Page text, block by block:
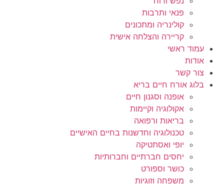
פנאי ותרבות
קולינריה ומתכונים
קריירה והצלחה אישית
עמוד ראשי
אודות
צור קשר
בלוג אורח חיים בריא
אופנה וסגנון חיים
אקולוגיה וקיימות
בריאות ורפואה
טכנולוגיה וחדשנות בחיים האישיים
יופי ואסתטיקה
יחסים חברתיים וחברותיות
כושר וספורט
משפחה וזוגיות